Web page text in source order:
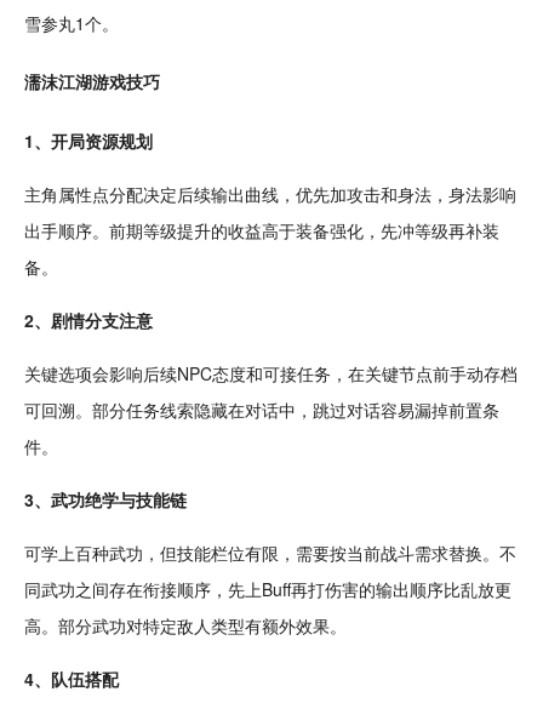
雪参丸1个。
濡沫江湖游戏技巧
1、开局资源规划
主角属性点分配决定后续输出曲线，优先加攻击和身法，身法影响
出手顺序。前期等级提升的收益高于装备强化，先冲等级再补装
备。
2、剧情分支注意
关键选项会影响后续NPC态度和可接任务，在关键节点前手动存档
可回溯。部分任务线索隐藏在对话中，跳过对话容易漏掉前置条
件。
3、 武功绝学与技能链
可学上百种武功，但技能栏位有限，需要按当前战斗需求替换。不
同武功之间存在衔接顺序，先上Buff再打伤害的输出顺序比乱放更
高。部分武功对特定敌人类型有额外效果。
4、队伍搭配